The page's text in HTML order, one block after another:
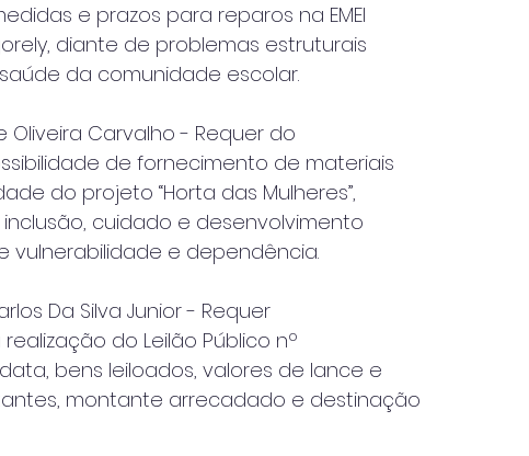
e prazos para reparos na EMEI
diante de problemas estruturais
da comunidade escolar.
Oliveira Carvalho - Requer do
de fornecimento de materiais
do projeto “Horta das Mulheres”,
cuidado e desenvolvimento
e dependência.
Da Silva Junior - Requer
do Leilão Público nº
bens leiloados, valores de lance e
montante arrecadado e destinação